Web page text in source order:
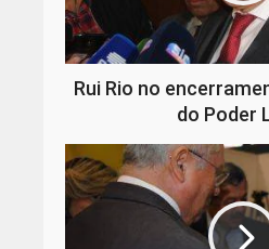
Rui Rio no
do Poder